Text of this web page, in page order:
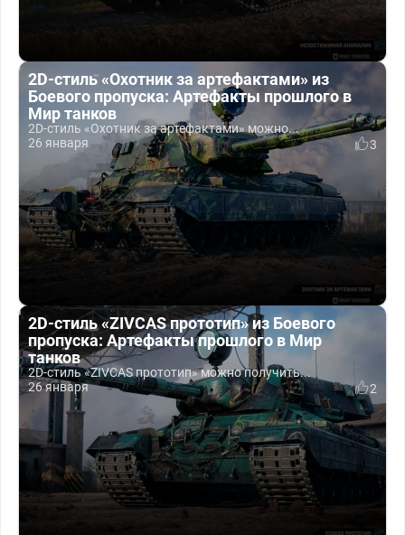
2D-стиль «Охотник за артефактами» из
Боевого пропуска: Артефакты прошлого в
Мир танков
2D-стиль «Охотник за артефактами» можно...
26 января
3
2D-стиль «ZIVCAS прототип» из Боевого
пропуска: Артефакты прошлого в Мир
танков
2D-стиль «ZIVCAS прототип» можно получить...
26 января
2